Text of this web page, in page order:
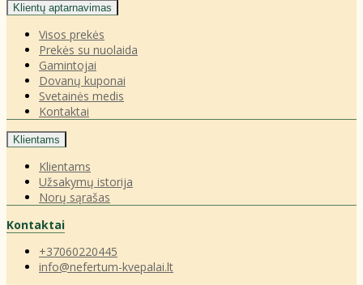
Klientų aptarnavimas
Visos prekės
Prekės su nuolaida
Gamintojai
Dovanų kuponai
Svetainės medis
Kontaktai
Klientams
Klientams
Užsakymų istorija
Norų sąrašas
Kontaktai
+37060220445
info@nefertum-kvepalai.lt